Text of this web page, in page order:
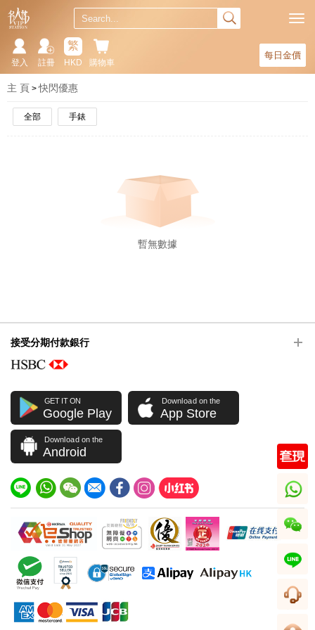
每日金價
購物車
繁
HKD
註冊
登入
主 頁 快閃優惠
全部 手錶
暫無數據
接受分期付款銀行
GET IT ON
Google Play
Download on the
App Store
Download on the
Android
whatsapp